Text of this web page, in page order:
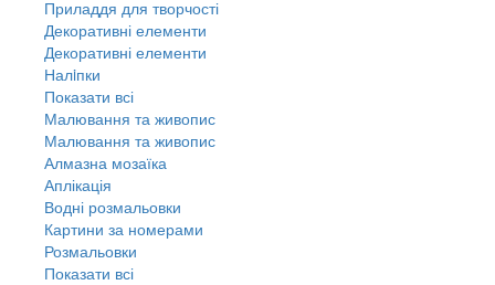
Приладдя для творчості
Декоративні елементи
Декоративні елементи
Налiпки
Показати всі
Малювання та живопис
Малювання та живопис
Алмазна мозаїка
Аплікація
Водні розмальовки
Картини за номерами
Розмальовки
Показати всі